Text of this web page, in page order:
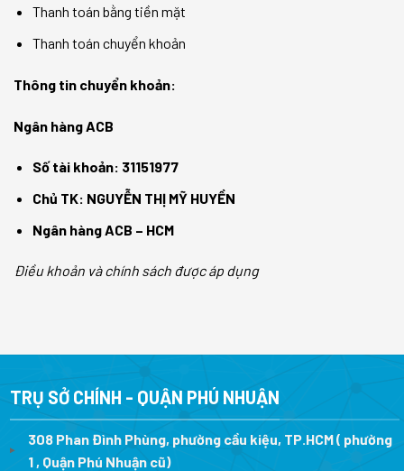
Thanh toán bằng tiền mặt
Thanh toán chuyển khoản
Thông tin chuyển khoản:
Ngân hàng ACB
Số tài khoản: 31151977
Chủ TK: NGUYỄN THỊ MỸ HUYỀN
Ngân hàng ACB – HCM
Điều khoản và chính sách được áp dụng
TRỤ SỞ CHÍNH - QUẬN PHÚ NHUẬN
308 Phan Đình Phùng, phường cầu kiệu, TP.HCM ( phường
1 , Quận Phú Nhuận cũ)